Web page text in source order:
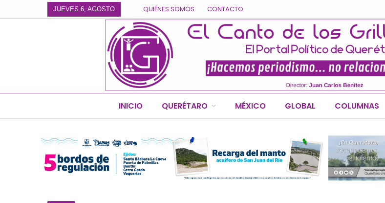
JUEVES 6, AGOSTO QUIÉNES SOMOS CONTACTO
INICIO QUERÉTARO MÉXICO GLOBAL COLUMNAS